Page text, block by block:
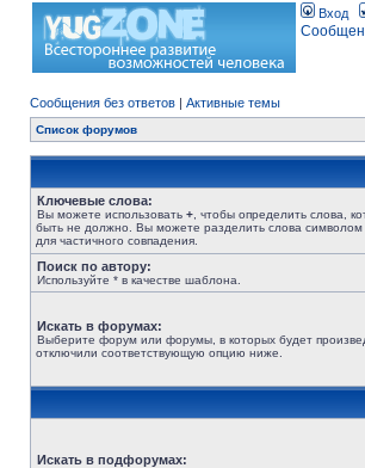
Вход
Сообщения без ответов | Активные темы
Список форумов
Ключевые слова:
Вы можете использовать + , чтобы определить слова,
быть не должно. Вы можете разделить слова символом
для частичного совпадения.
Поиск по автору:
Используйте * в качестве шаблона.
Искать в форумах:
Выберите форум или форумы, в которых будет
отключили соответствующую опцию ниже.
Искать в подфорумах: